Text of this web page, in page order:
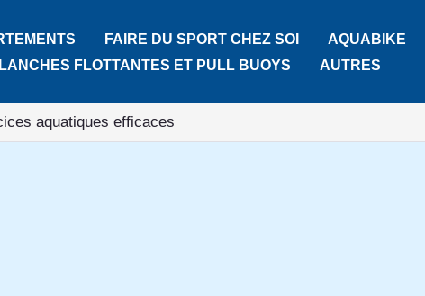
FAIRE DU SPORT CHEZ SOI AQUABIKE
FLOTTANTES ET PULL BUOYS AUTRES
aquatiques efficaces